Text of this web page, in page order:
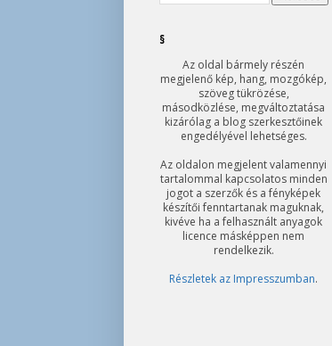
§
Az oldal bármely részén
megjelenő kép, hang, mozgókép,
szöveg tükrözése,
másodközlése, megváltoztatása
kizárólag a blog szerkesztőinek
engedélyével lehetséges.
Az oldalon megjelent valamennyi
tartalommal kapcsolatos minden
jogot a szerzők és a fényképek
készítői fenntartanak maguknak,
kivéve ha a felhasznált anyagok
licence másképpen nem
rendelkezik.
Részletek az Impresszumban.